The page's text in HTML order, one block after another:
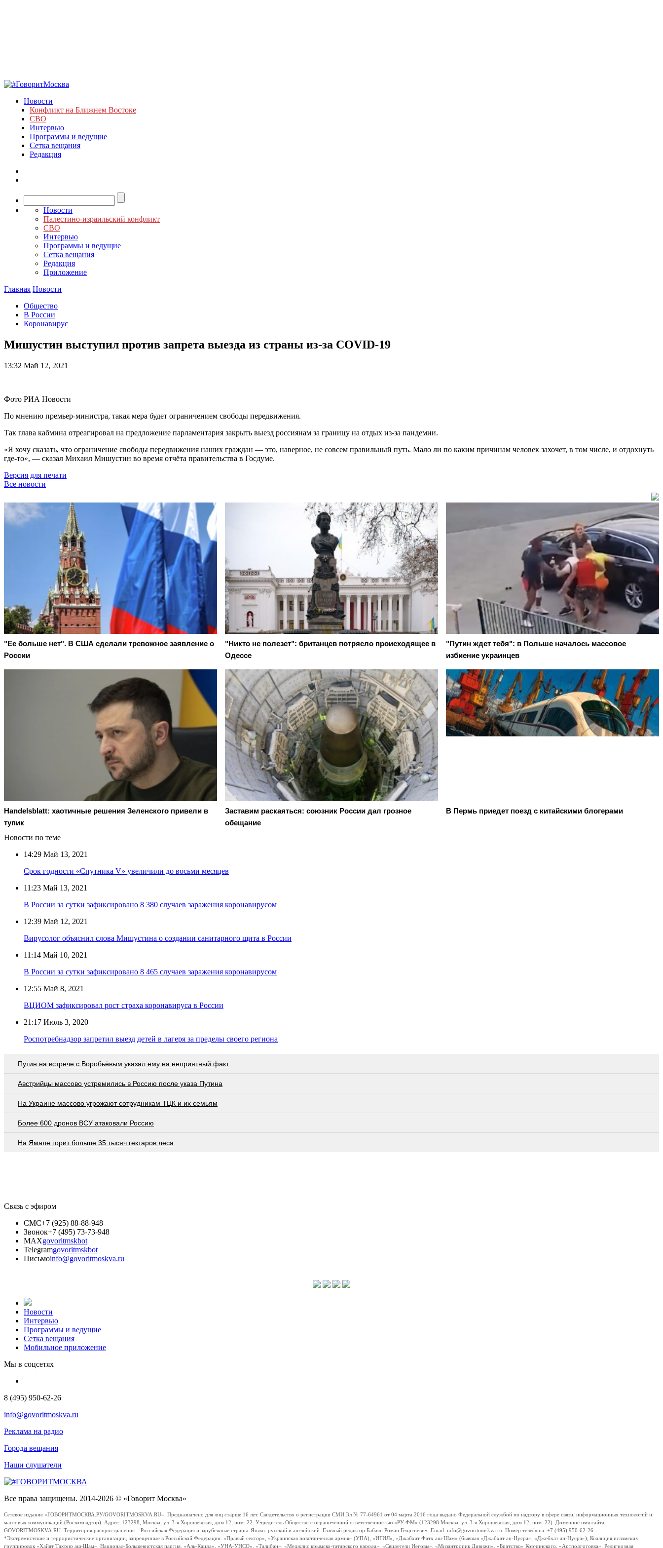
Новости
Конфликт на Ближнем Востоке
СВО
Интервью
Программы и ведущие
Сетка вещания
Редакция
Новости
Палестино-израильский конфликт
СВО
Интервью
Программы и ведущие
Сетка вещания
Редакция
Приложение
Главная Новости
Общество
В России
Коронавирус
Мишустин выступил против запрета выезда из страны из-за COVID-19
13:32 Май 12, 2021
Фото РИА Новости
По мнению премьер-министра, такая мера будет ограничением свободы передвижения.
Так глава кабмина отреагировал на предложение парламентария закрыть выезд россиянам за границу на отдых из-за пандемии.
«Я хочу сказать, что ограничение свободы передвижения наших граждан — это, наверное, не совсем правильный путь. Мало ли по каким причинам человек захочет, в том числе, и отдохнуть
где-то», — сказал Михаил Мишустин во время отчёта правительства в Госдуме.
Версия для печати
Все новости
"Ее больше нет". В США сделали тревожное заявление о
России
"Никто не полезет": британцев потрясло происходящее в
Одессе
"Путин ждет тебя": в Польше началось массовое
избиение украинцев
Handelsblatt: хаотичные решения Зеленского привели в
тупик
Заставим раскаяться: союзник России дал грозное
обещание
В Пермь приедет поезд с китайскими блогерами
Новости по теме
14:29 Май 13, 2021
Срок годности «Спутника V» увеличили до восьми месяцев
11:23 Май 13, 2021
В России за сутки зафиксировано 8 380 случаев заражения коронавирусом
12:39 Май 12, 2021
Вирусолог объяснил слова Мишустина о создании санитарного щита в России
11:14 Май 10, 2021
В России за сутки зафиксировано 8 465 случаев заражения коронавирусом
12:55 Май 8, 2021
ВЦИОМ зафиксировал рост страха коронавируса в России
21:17 Июль 3, 2020
Роспотребнадзор запретил выезд детей в лагеря за пределы своего региона
Путин на встрече с Воробьёвым указал ему на неприятный факт
Австрийцы массово устремились в Россию после указа Путина
На Украине массово угрожают сотрудникам ТЦК и их семьям
Более 600 дронов ВСУ атаковали Россию
На Ямале горит больше 35 тысяч гектаров леса
Связь с эфиром
СМС+7 (925) 88-88-948
Звонок+7 (495) 73-73-948
MAXgovoritmskbot
Telegramgovoritmskbot
Письмоinfo@govoritmoskva.ru
Новости
Интервью
Программы и ведущие
Сетка вещания
Мобильное приложение
Мы в соцсетях
8 (495) 950-62-26
info@govoritmoskva.ru
Реклама на радио
Города вещания
Наши слушатели
Все права защищены. 2014-2026 © «Говорит Москва»
Сетевое издание «ГОВОРИТМОСКВА.РУ/GOVORITMOSKVA.RU». Предназначено для лиц старше 16 лет. Свидетельство о регистрации СМИ Эл № 77-64961 от 04 марта 2016 года выдано Федеральной службой по надзору в сфере связи, информационных технологий и
массовых коммуникаций (Роскомнадзор). Адрес: 123298, Москва, ул. 3-я Хорошевская, дом 12, пом. 22. Учредитель Общество с ограниченной ответственностью «РУ ФМ» (123298 Москва, ул. 3-я Хорошевская, дом 12, пом. 22). Доменное имя сайта
GOVORITMOSKVA.RU. Территория распространения – Российская Федерация и зарубежные страны. Языки: русский и английский. Главный редактор Бабаян Роман Георгиевич. Email: info@govoritmoskva.ru. Номер телефона: +7 (495) 950-62-26
*Экстремистские и террористические организации, запрещенные в Российской Федерации: «Правый сектор», «Украинская повстанческая армия» (УПА), «ИГИЛ», «Джабхат Фатх аш-Шам» (бывшая «Джабхат ан-Нусра», «Джебхат ан-Нусра»), Коалиция исламских
группировок «Хайят Тахрир аш-Шам», Национал-Большевистская партия, «Аль-Каида», «УНА-УНСО», «Талибан», «Меджлис крымско-татарского народа», «Свидетели Иеговы», «Мизантропик Дивижн», «Братство» Корчинского, «Артподготовка», Религиозная